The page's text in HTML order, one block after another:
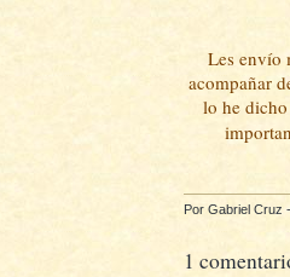
Les envío
acompañar
lo he
Por Gabriel Cruz
1